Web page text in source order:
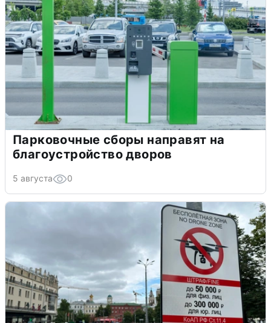
Парковочные сборы направят на
благоустройство дворов
5 августа 0